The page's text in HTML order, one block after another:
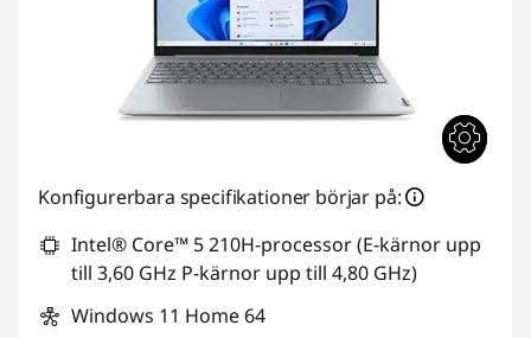
Konfigurerbara specifikationer börjar på:
Intel® Core™ 5 210H-processor (E-kärnor upp
till 3,60 GHz P-kärnor upp till 4,80 GHz)
Windows 11 Home 64